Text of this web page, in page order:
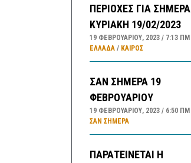
ΠΕΡΙΟΧΕΣ ΓΙΑ ΣΗΜΕΡΑ
ΚΥΡΙΑΚΗ 19/02/2023
19 ΦΕΒΡΟΥΑΡΊΟΥ, 2023 7:13 ΠΜ
ΕΛΛΑΔA/ ΚΑΙΡΌΣ
ΣΑΝ ΣΗΜΕΡΑ 19
ΦΕΒΡΟΥΑΡΙΟΥ
19 ΦΕΒΡΟΥΑΡΊΟΥ, 2023 6:50 ΠΜ
ΣΑΝ ΣΉΜΕΡΑ
ΠΑΡΑΤΕΙΝΕΤΑΙ Η